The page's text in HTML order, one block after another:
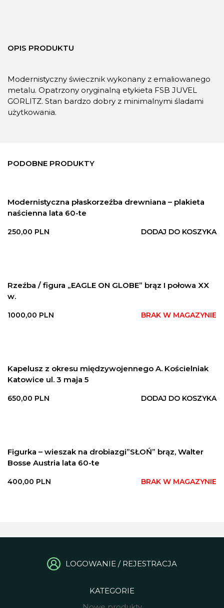
OPIS PRODUKTU
Modernistyczny świecznik wykonany z emaliowanego
metalu. Opatrzony oryginalną etykieta FSB JUVEL
GORLITZ. Stan bardzo dobry z minimalnymi śladami
użytkowania.
PODOBNE PRODUKTY
Modernistyczna płaskorzeźba drewniana – plakieta
naścienna lata 60-te
250,00 PLN DODAJ DO KOSZYKA
Rzeźba / figura „EAGLE ON GLOBE” brąz I połowa XX
w.
1000,00 PLN BRAK W MAGAZYNIE
Kapelusz z okresu międzywojennego A. Kościelniak
Katowice ul. 3 maja 5
650,00 PLN DODAJ DO KOSZYKA
Figurka – wieszak na drobiazgi”SŁOŃ” brąz, Walter
Bosse Austria lata 60-te
400,00 PLN BRAK W MAGAZYNIE
LOGOWANIE / REJESTRACJA
KATEGORIE